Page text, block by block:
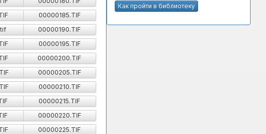
Как пройти в библиотеку
00000185.TIF
00000190.TIF
00000195.TIF
00000200.TIF
00000205.TIF
00000210.TIF
00000215.TIF
00000220.TIF
00000225.TIF